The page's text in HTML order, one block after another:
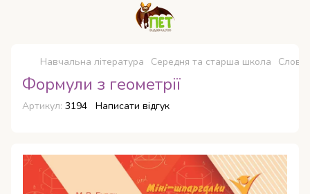
Навчальна література Середня та старша школа
Формули з геометрії
Артикул: 3194 Написати відгук